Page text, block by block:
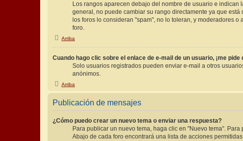
Los rangos aparecen debajo del nombre de usuario e
general, no puede cambiar su rango directamente ya que
los foros lo consideran "spam", no lo toleran, y moderadores
foro.
Arriba
Cuando hago clic sobre el enlace de e-mail de un usuario, ¡me pide
Solo usuarios registrados pueden enviar e-mail a otros
anónimos.
Arriba
Publicación de mensajes
¿Cómo puedo crear un nuevo tema o enviar una respuesta?
Para publicar un nuevo tema, haga clic en "Nuevo tema".
Abajo de cada foro encontrará una lista de acciones